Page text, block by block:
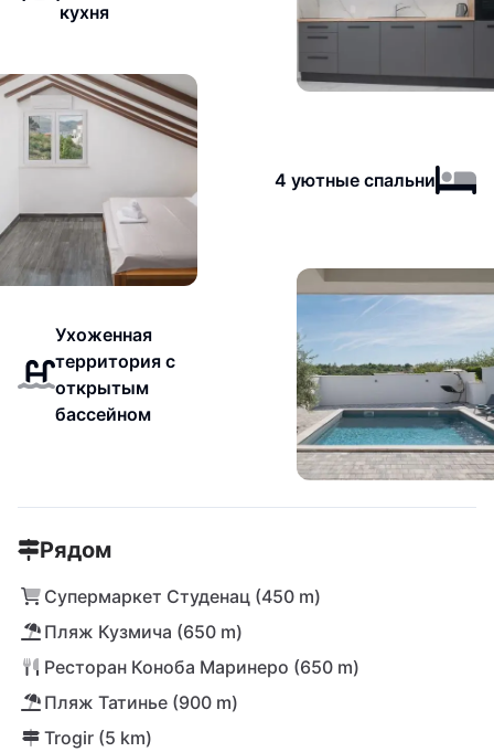
кухня
4 уютные спальни
Ухоженная
территория с
открытым
бассейном
Рядом
Супермаркет Студенац (450 m)
Пляж Кузмича (650 m)
Ресторан Коноба Маринеро (650 m)
Пляж Татинье (900 m)
Trogir (5 km)